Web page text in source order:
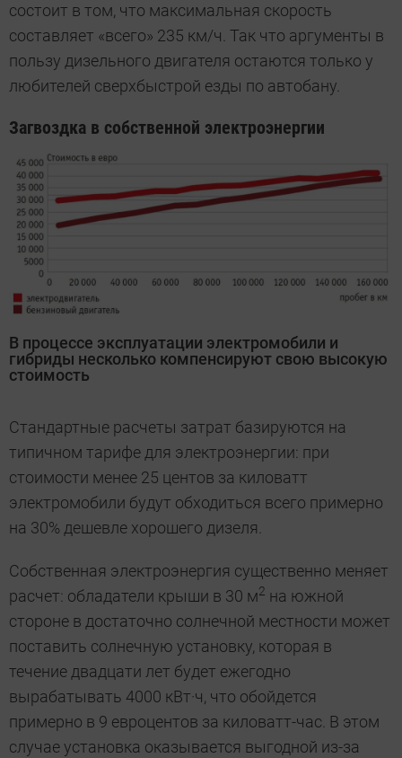
состоит в том, что максимальная скорость
составляет «всего» 235 км/ч. Так что аргументы в
пользу дизельного двигателя остаются только у
любителей сверхбыстрой езды по автобану.
Загвоздка в собственной электроэнергии
В процессе эксплуатации электромобили и
гибриды несколько компенсируют свою высокую
стоимость
Стандартные расчеты затрат базируются на
типичном тарифе для электроэнергии: при
стоимости менее 25 центов за киловатт
электромобили будут обходиться всего примерно
на 30% дешевле хорошего дизеля.
Собственная электроэнергия существенно меняет
расчет: обладатели крыши в 30 м2 на южной
стороне в достаточно солнечной местности может
поставить солнечную установку, которая в
течение двадцати лет будет ежегодно
вырабатывать 4000 кВт·ч, что обойдется
примерно в 9 евроцентов за киловатт-час. В этом
случае установка оказывается выгодной из-за